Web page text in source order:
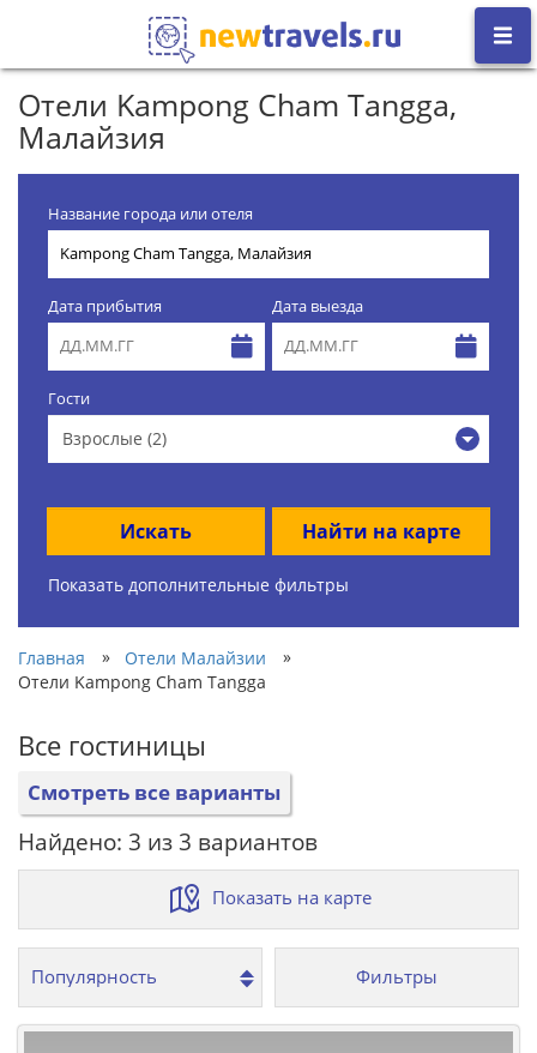
Отели Kampong Cham Tangga,
Малайзия
Название города или отеля
Дата прибытия Дата выезда
Гости
Взрослые (2)
Искать Найти на карте
Показать дополнительные фильтры
Главная » Отели Малайзии
»
Отели Kampong Cham Tangga
Все гостиницы
Смотреть все варианты
Найдено: 3 из 3 вариантов
Показать на карте
Фильтры